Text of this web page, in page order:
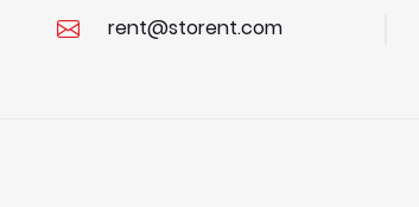
rent@storent.com